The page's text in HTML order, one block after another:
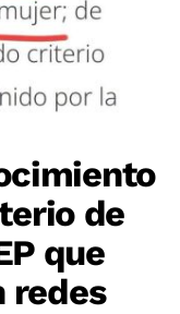
de
que
redes